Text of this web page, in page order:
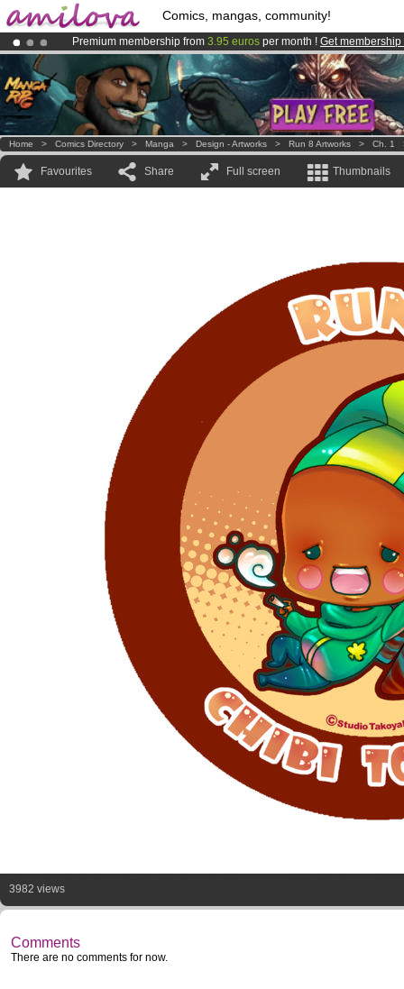
Comics, mangas, community!
Premium membership from 3.95 euros per month ! Get membership
AmilovaKickstarter is now LIVE!.
Already 134393 membersand 1208 comics & mangas!.
Home > Comics Directory > Manga > Design - Artworks > Run 8 Artworks > Ch. 1
Favourites Share Full screen Thumbnails
3982 views
Comments
There are no comments for now.